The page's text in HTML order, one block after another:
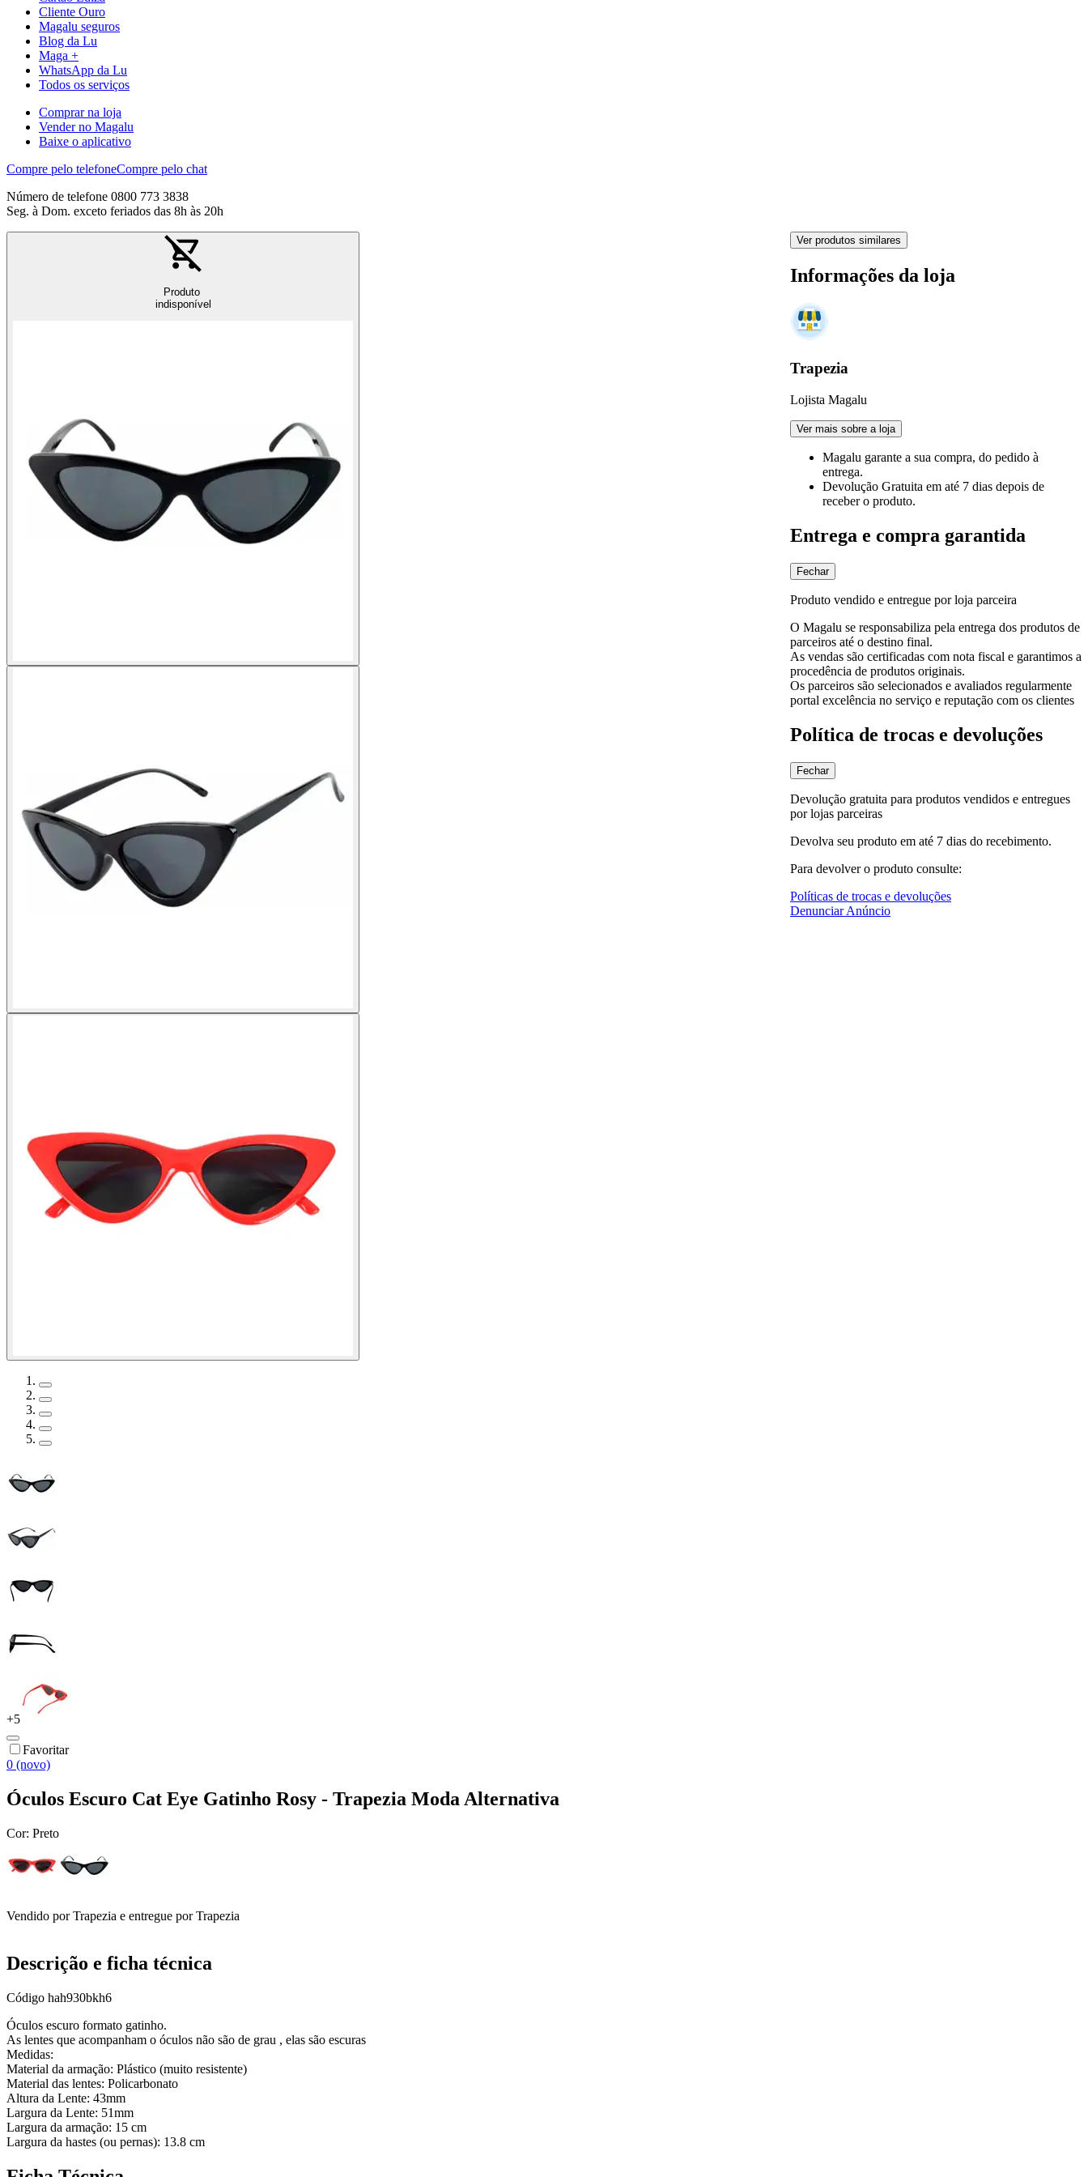
Cliente Ouro
Magalu seguros
Blog da Lu
Maga +
WhatsApp da Lu
Todos os serviços
Comprar na loja
Vender no Magalu
Baixe o aplicativo
Compre pelo telefoneCompre pelo chat
Número de telefone 0800 773 3838
Seg. à Dom. exceto feriados das 8h às 20h
Produto
indisponível
+5
Favoritar
0 (novo)
Óculos Escuro Cat Eye Gatinho Rosy - Trapezia Moda Alternativa
Cor: Preto
Vendido porTrapezia e entregue por Trapezia
Ver produtos similares
Informações da loja
Trapezia
Lojista Magalu
Ver mais sobre a loja
Magalu garante a sua compra, do pedido à
entrega.
Devolução Gratuita em até 7 dias depois de
receber o produto.
Entrega e compra garantida
Fechar
Produto vendido e entregue por loja parceira
O Magalu se responsabiliza pela entrega dos produtos de
parceiros até o destino final.
As vendas são certificadas com nota fiscal e garantimos a
procedência de produtos originais.
Os parceiros são selecionados e avaliados regularmente
portal excelência no serviço e reputação com os clientes
Política de trocas e devoluções
Fechar
Devolução gratuita para produtos vendidos e entregues
por lojas parceiras
Devolva seu produto em até 7 dias do recebimento.
Para devolver o produto consulte:
Políticas de trocas e devoluções
Denunciar Anúncio
Descrição e ficha técnica
Código hah930bkh6
Óculos escuro formato gatinho.
As lentes que acompanham o óculos não são de grau , elas são escuras
Medidas:
Material da armação: Plástico (muito resistente)
Material das lentes: Policarbonato
Altura da Lente: 43mm
Largura da Lente: 51mm
Largura da armação: 15 cm
Largura da hastes (ou pernas): 13.8 cm